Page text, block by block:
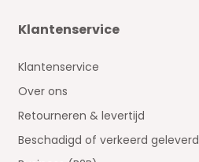
Klantenservice
Klantenservice
Over ons
Retourneren & levertijd
Beschadigd of verkeerd geleverd